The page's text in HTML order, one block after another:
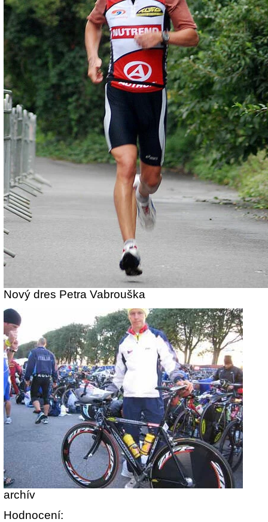
Nový dres Petra Vabrouška
archív
Hodnocení: